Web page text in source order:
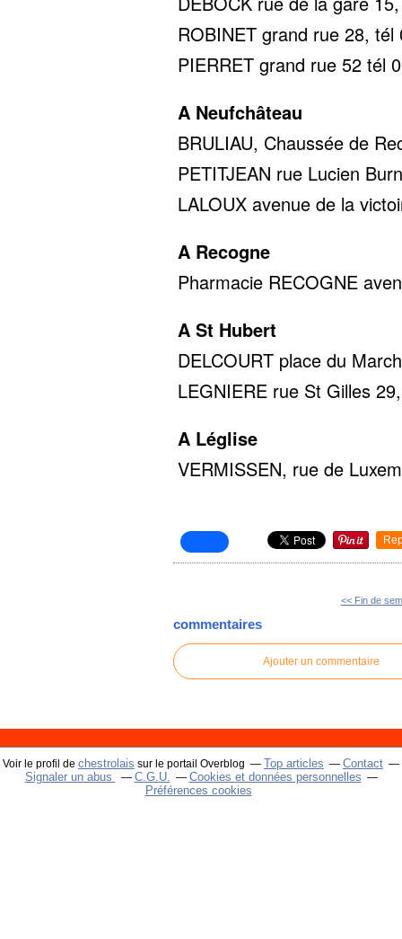
ROBINET grand rue 28, tél
PIERRET grand rue 52 tél
A Neufchâteau
BRULIAU, Chaussée de
PETITJEAN rue Lucien
LALOUX avenue de la
A Recogne
Pharmacie RECOGNE
A St Hubert
DELCOURT place du
LEGNIERE rue St Gilles
A Léglise
VERMISSEN, rue de
<< Fin de
commentaires
Ajouter un commentaire
Voir le profil de chestrolais sur le portail Overblog Top articles
Contact
Signaler un abus
C.G.U.
Cookies et données personnelles
Préférences cookies